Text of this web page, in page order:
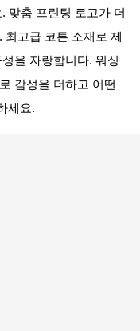
맞춤 프린팅 로고가 더
고급 코튼 소재로 제
을 자랑합니다. 워싱
감성을 더하고 어떤
세요.